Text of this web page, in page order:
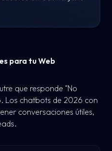
para tu Web
que responde "No
Los chatbots de 2026 con
conversaciones útiles,